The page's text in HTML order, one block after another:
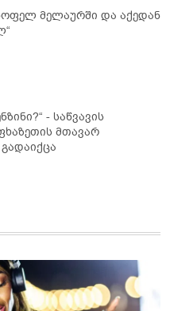
მელაურში და აქედან
- საწვავის
მთავარ